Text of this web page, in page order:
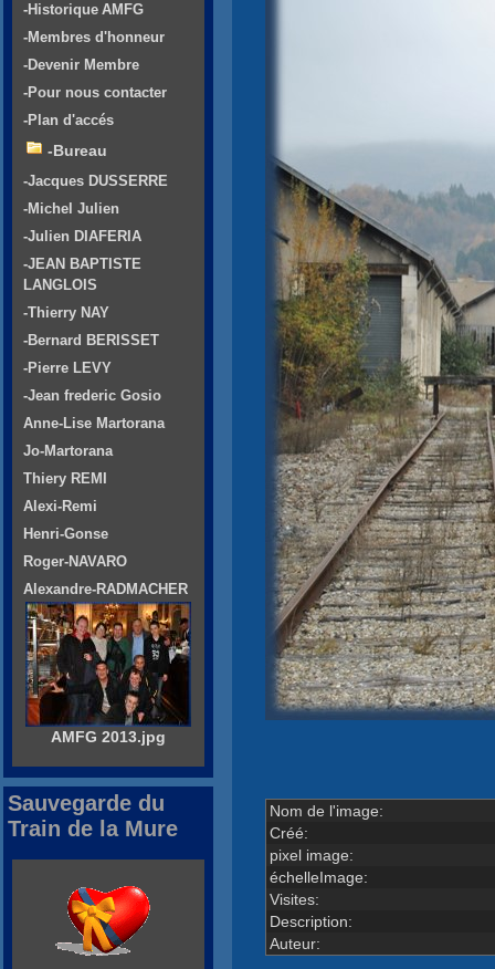
Nom de l'image:
Créé:
pixel image:
échelleImage:
Visites:
Description:
Auteur:
-Historique AMFG
-Membres d'honneur
-Devenir Membre
-Pour nous contacter
-Plan d'accés
-Bureau
-Jacques DUSSERRE
-Michel Julien
-Julien DIAFERIA
-JEAN BAPTISTE
LANGLOIS
-Thierry NAY
-Bernard BERISSET
-Pierre LEVY
-Jean frederic Gosio
Anne-Lise Martorana
Jo-Martorana
Thiery REMI
Alexi-Remi
Henri-Gonse
Roger-NAVARO
Alexandre-RADMACHER
AMFG 2013.jpg
Sauvegarde du
Train de la Mure